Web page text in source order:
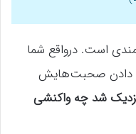
است. درواقع شما
دادن صحبت‌هایش
شد چه واکنشی